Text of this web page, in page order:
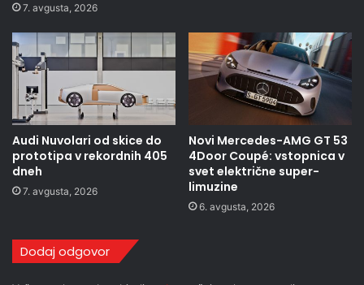
7. avgusta, 2026
Audi Nuvolari od skice do
prototipa v rekordnih 405
dneh
7. avgusta, 2026
Novi Mercedes-AMG GT 53
4Door Coupé: vstopnica v
svet električne super-
limuzine
6. avgusta, 2026
Dodaj odgovor